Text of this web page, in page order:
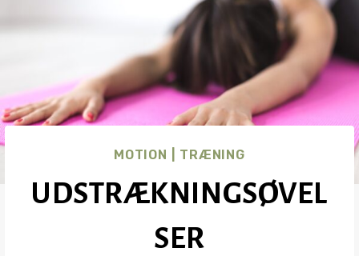
MOTION TRÆNING
UDSTRÆKNINGSØVEL
SER